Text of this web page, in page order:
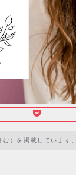
）を掲載しています。